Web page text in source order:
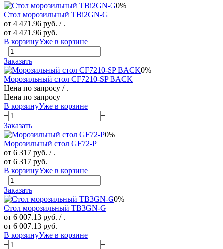
0%
Стол морозильный TBi2GN-G
от 4 471.96 руб. / .
от 4 471.96 руб.
В корзинуУже в корзине
−
+
Заказать
0%
Морозильный стол CF7210-SP BACK
Цена по запросу / .
Цена по запросу
В корзинуУже в корзине
−
+
Заказать
0%
Морозильный стол GF72-P
от 6 317 руб. / .
от 6 317 руб.
В корзинуУже в корзине
−
+
Заказать
0%
Стол морозильный TB3GN-G
от 6 007.13 руб. / .
от 6 007.13 руб.
В корзинуУже в корзине
−
+